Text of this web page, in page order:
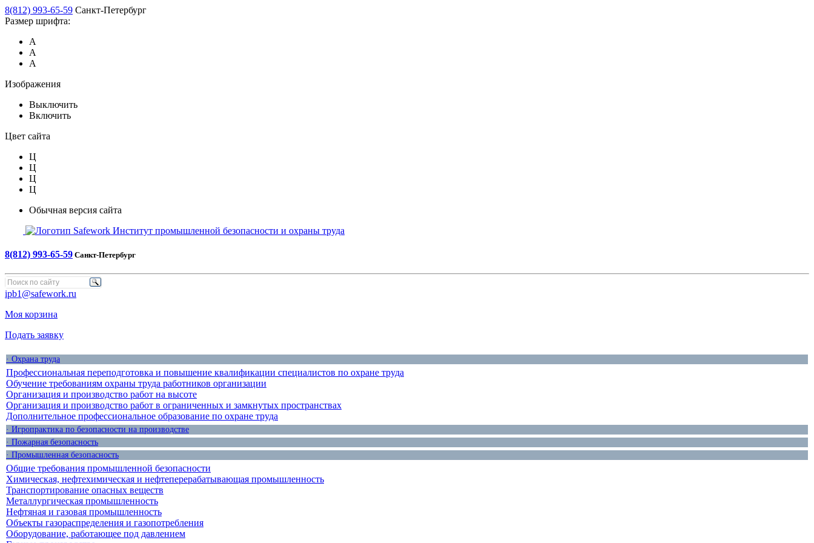
8(812) 993-65-59 Санкт-Петербург
Размер шрифта:
А
А
А
Изображения
Выключить
Включить
Цвет сайта
Ц
Ц
Ц
Ц
Обычная версия сайта
Safework Институт промышленной безопасности и охраны труда
8(812) 993-65-59 Санкт-Петербург
ipb1@safework.ru
Моя корзина
Подать заявку
· Охрана труда
Профессиональная переподготовка и повышение квалификации специалистов по охране труда
Обучение требованиям охраны труда работников организации
Организация и производство работ на высоте
Организация и производство работ в ограниченных и замкнутых пространствах
Дополнительное профессиональное образование по охране труда
· Игропрактика по безопасности на производстве
· Пожарная безопасность
· Промышленная безопасность
Общие требования промышленной безопасности
Химическая, нефтехимическая и нефтеперерабатывающая промышленность
Транспортирование опасных веществ
Металлургическая промышленность
Нефтяная и газовая промышленность
Объекты газораспределения и газопотребления
Оборудование, работающее под давлением